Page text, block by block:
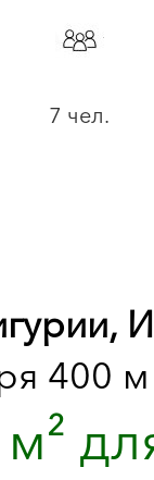
7 чел.
400 м